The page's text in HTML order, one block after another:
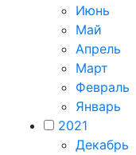
Июнь
Май
Апрель
Март
Февраль
Январь
2021
Декабрь